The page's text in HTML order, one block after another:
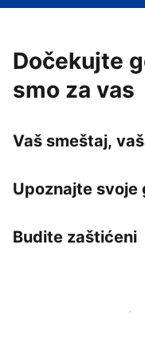
Dočekujte
smo za vas
Vaš smeštaj,
Upoznajte svoje
Budite zaštićeni
Registrujte svoj